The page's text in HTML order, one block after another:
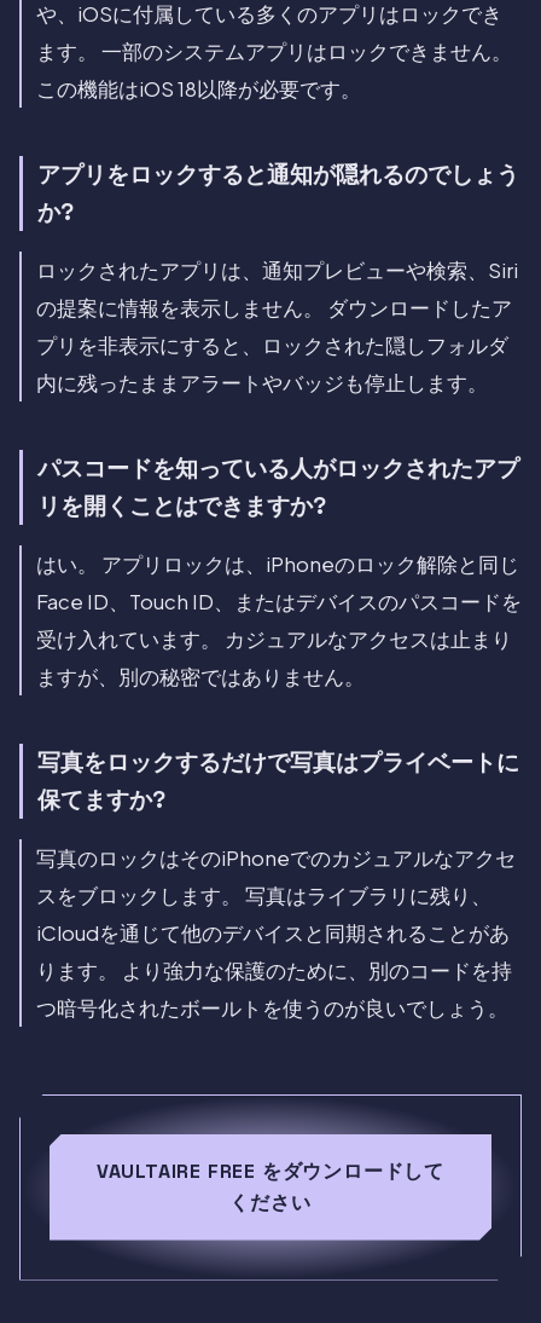
や、iOSに付属している多くのアプリはロックでき
ます。 一部のシステムアプリはロックできません。
この機能はiOS 18以降が必要です。
アプリをロックすると通知が隠れるのでしょう
か?
ロックされたアプリは、通知プレビューや検索、Siri
の提案に情報を表示しません。 ダウンロードしたア
プリを非表示にすると、ロックされた隠しフォルダ
内に残ったままアラートやバッジも停止します。
パスコードを知っている人がロックされたアプ
リを開くことはできますか?
はい。 アプリロックは、iPhoneのロック解除と同じ
Face ID、Touch ID、またはデバイスのパスコードを
受け入れています。 カジュアルなアクセスは止まり
ますが、別の秘密ではありません。
写真をロックするだけで写真はプライベートに
保てますか?
写真のロックはそのiPhoneでのカジュアルなアクセ
スをブロックします。 写真はライブラリに残り、
iCloudを通じて他のデバイスと同期されることがあ
ります。 より強力な保護のために、別のコードを持
つ暗号化されたボールトを使うのが良いでしょう。
VAULTAIRE FREE をダウンロードして
ください